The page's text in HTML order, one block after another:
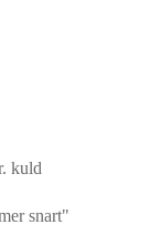
kuld